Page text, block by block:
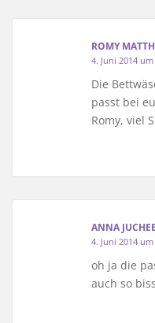
ROMY
4. Juni 2014
Die
passt bei
Romy, viel
ANNA
4. Juni 2014
oh ja die
auch so